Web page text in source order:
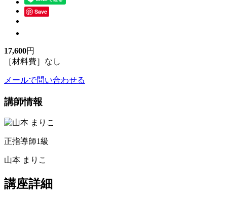
Save
17,600円
［材料費］なし
メールで問い合わせる
講師情報
正指導師1級
山本 まりこ
講座詳細